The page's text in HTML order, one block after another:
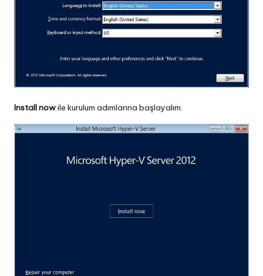
Install nowile kurulum adımlarına başlayalım.